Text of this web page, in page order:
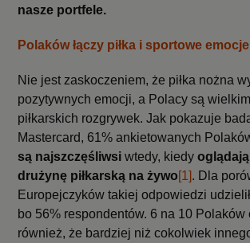
nasze portfele.
Polaków łączy piłka i sportowe emocje
Nie jest zaskoczeniem, że piłka nożna
pozytywnych emocji, a Polacy są
piłkarskich rozgrywek. Jak pokazuje
Mastercard, 61% ankietowanych
są najszczęśliwsiwtedy, kiedy
drużynę piłkarską na żywo[1]. Dla
Europejczyków takiej odpowiedzi
bo 56% respondentów. 6 na 10 Polaków
również, że bardziej niż cokolwiek